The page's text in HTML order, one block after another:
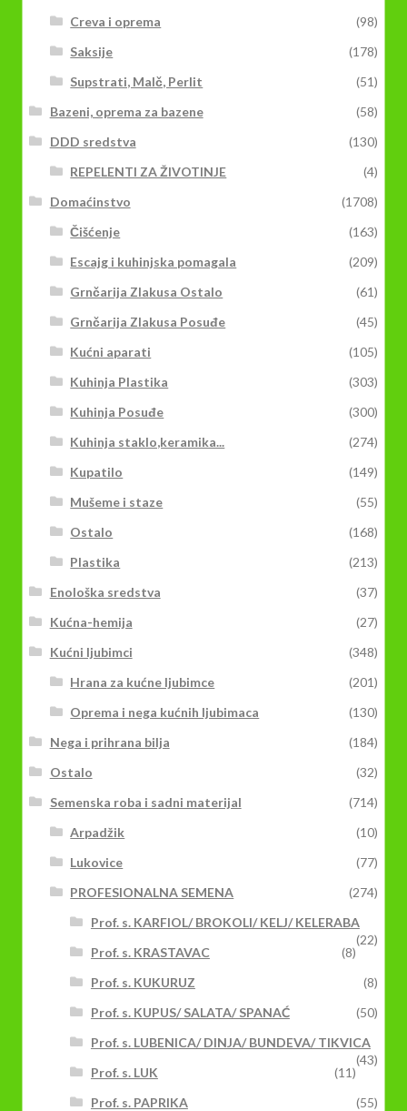
Creva i oprema
(98)
Saksije
(178)
Supstrati, Malč, Perlit
(51)
Bazeni, oprema za bazene
(58)
DDD sredstva
(130)
REPELENTI ZA ŽIVOTINJE
(4)
Domaćinstvo
(1708)
Čišćenje
(163)
Escajg i kuhinjska pomagala
(209)
Grnčarija Zlakusa Ostalo
(61)
Grnčarija Zlakusa Posuđe
(45)
Kućni aparati
(105)
Kuhinja Plastika
(303)
Kuhinja Posuđe
(300)
Kuhinja staklo,keramika...
(274)
Kupatilo
(149)
Mušeme i staze
(55)
Ostalo
(168)
Plastika
(213)
Enološka sredstva
(37)
Kućna-hemija
(27)
Kućni ljubimci
(348)
Hrana za kućne ljubimce
(201)
Oprema i nega kućnih ljubimaca
(130)
Nega i prihrana bilja
(184)
Ostalo
(32)
Semenska roba i sadni materijal
(714)
Arpadžik
(10)
Lukovice
(77)
PROFESIONALNA SEMENA
(274)
Prof. s. KARFIOL/ BROKOLI/ KELJ/ KELERABA
(22)
Prof. s. KRASTAVAC
(8)
Prof. s. KUKURUZ
(8)
Prof. s. KUPUS/ SALATA/ SPANAĆ
(50)
Prof. s. LUBENICA/ DINJA/ BUNDEVA/ TIKVICA
(43)
Prof. s. LUK
(11)
Prof. s. PAPRIKA
(55)